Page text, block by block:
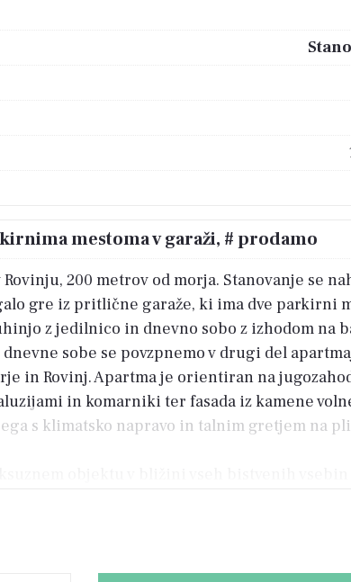
mestoma v garaži, # prodamo
200 metrov od morja. Stanovanje se
gre iz pritlične garaže, ki ima dve parkirni
z jedilnico in dnevno sobo z izhodom na
sobe se povzpnemo v drugi del
in Rovinj. Apartma je orientiran na
in komarniki ter fasada iz kamene
s klimatsko napravo in talnim gretjem na
objektu v bližini vseh bistvenih vsebin